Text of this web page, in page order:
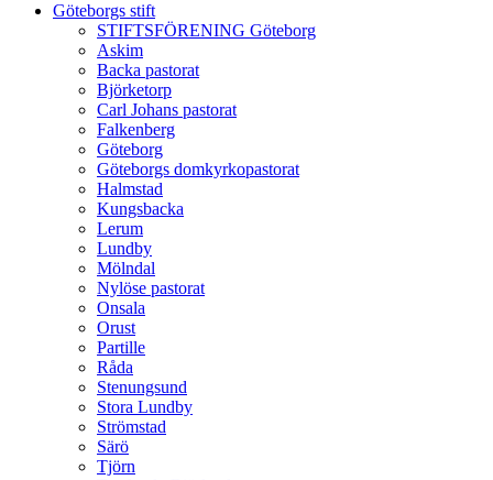
Göteborgs stift
STIFTSFÖRENING Göteborg
Askim
Backa pastorat
Björketorp
Carl Johans pastorat
Falkenberg
Göteborg
Göteborgs domkyrkopastorat
Halmstad
Kungsbacka
Lerum
Lundby
Mölndal
Nylöse pastorat
Onsala
Orust
Partille
Råda
Stenungsund
Stora Lundby
Strömstad
Särö
Tjörn